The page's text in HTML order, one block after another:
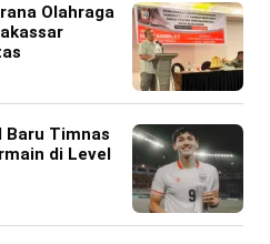
Olahraga
Baru Timnas
di Level